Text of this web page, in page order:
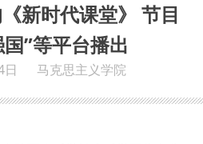
新时代课堂》 节目
”等平台播出
马克思主义学院